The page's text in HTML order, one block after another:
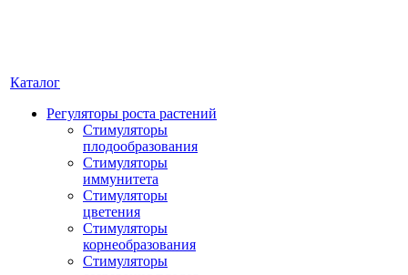
Каталог
Регуляторы роста растений
Стимуляторы
плодообразования
Стимуляторы
иммунитета
Стимуляторы
цветения
Стимуляторы
корнеобразования
Стимуляторы